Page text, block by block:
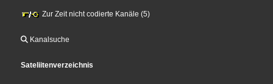
Zur Zeit nicht codierte Kanäle (5)
Kanalsuche
Sateliitenverzeichnis